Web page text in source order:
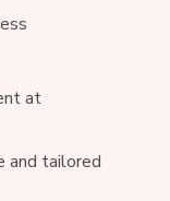
at
and tailored